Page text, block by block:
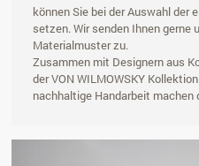
können Sie bei der Auswahl
setzen. Wir senden Ihnen gerne
Materialmuster zu.
Zusammen mit Designern aus
der VON WILMOWSKY
nachhaltige Handarbeit machen